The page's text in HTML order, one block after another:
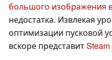
большого изображения
недостатка. Извлекая
оптимизации пусковой
вскоре представит